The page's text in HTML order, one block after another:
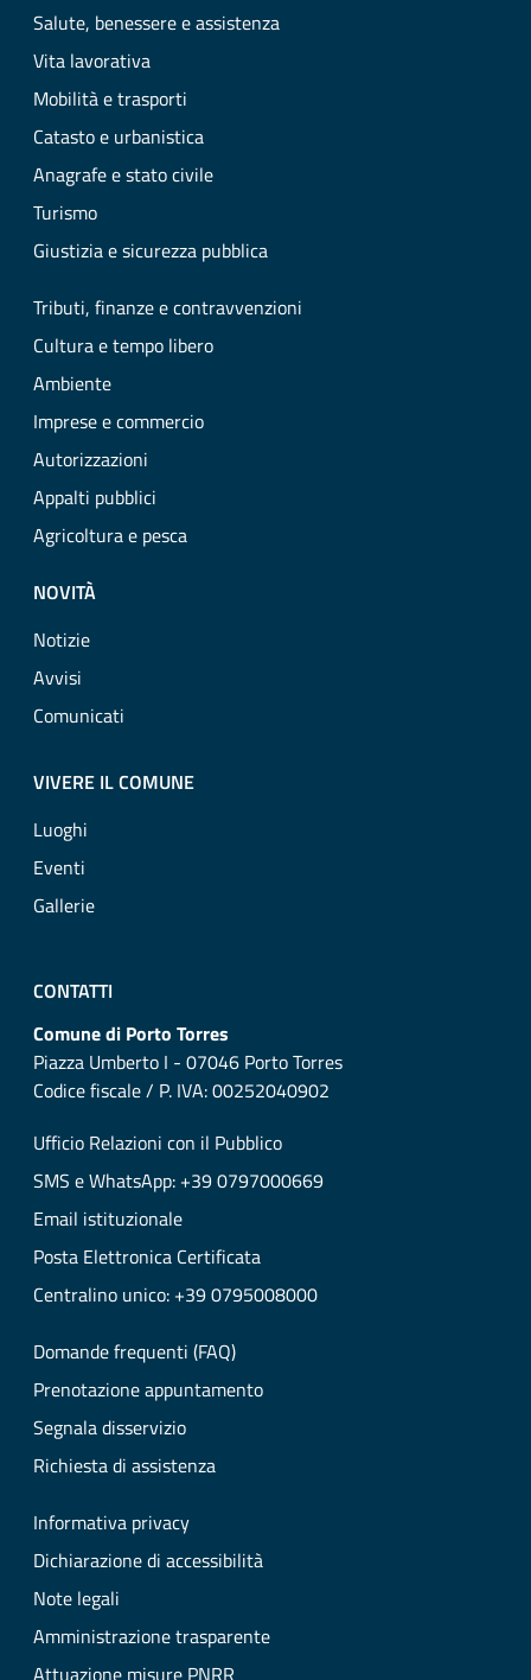
Salute, benessere e assistenza
Vita lavorativa
Mobilità e trasporti
Catasto e urbanistica
Anagrafe e stato civile
Turismo
Giustizia e sicurezza pubblica
Tributi, finanze e contravvenzioni
Cultura e tempo libero
Ambiente
Imprese e commercio
Autorizzazioni
Appalti pubblici
Agricoltura e pesca
NOVITÀ
Notizie
Avvisi
Comunicati
VIVERE IL COMUNE
Luoghi
Eventi
Gallerie
CONTATTI
Comune di Porto Torres
Piazza Umberto I - 07046 Porto Torres
Codice fiscale / P. IVA: 00252040902
Ufficio Relazioni con il Pubblico
SMS e WhatsApp: +39 0797000669
Email istituzionale
Posta Elettronica Certificata
Centralino unico: +39 0795008000
Domande frequenti (FAQ)
Prenotazione appuntamento
Segnala disservizio
Richiesta di assistenza
Informativa privacy
Dichiarazione di accessibilità
Note legali
Amministrazione trasparente
Attuazione misure PNRR